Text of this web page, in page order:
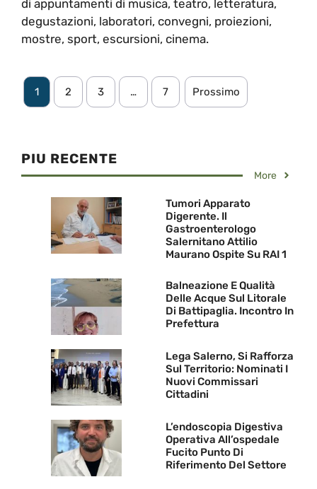
di appuntamenti di musica, teatro, letteratura,
degustazioni, laboratori, convegni, proiezioni,
mostre, sport, escursioni, cinema.
1 2 3 … 7 Prossimo
PIU RECENTE
More
Tumori Apparato
Digerente. Il
Gastroenterologo
Salernitano Attilio
Maurano Ospite Su RAI 1
Balneazione E Qualità
Delle Acque Sul Litorale
Di Battipaglia. Incontro In
Prefettura
Lega Salerno, Si Rafforza
Sul Territorio: Nominati I
Nuovi Commissari
Cittadini
L’endoscopia Digestiva
Operativa All’ospedale
Fucito Punto Di
Riferimento Del Settore